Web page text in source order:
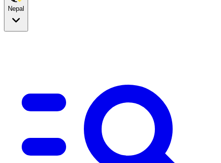
Nepal